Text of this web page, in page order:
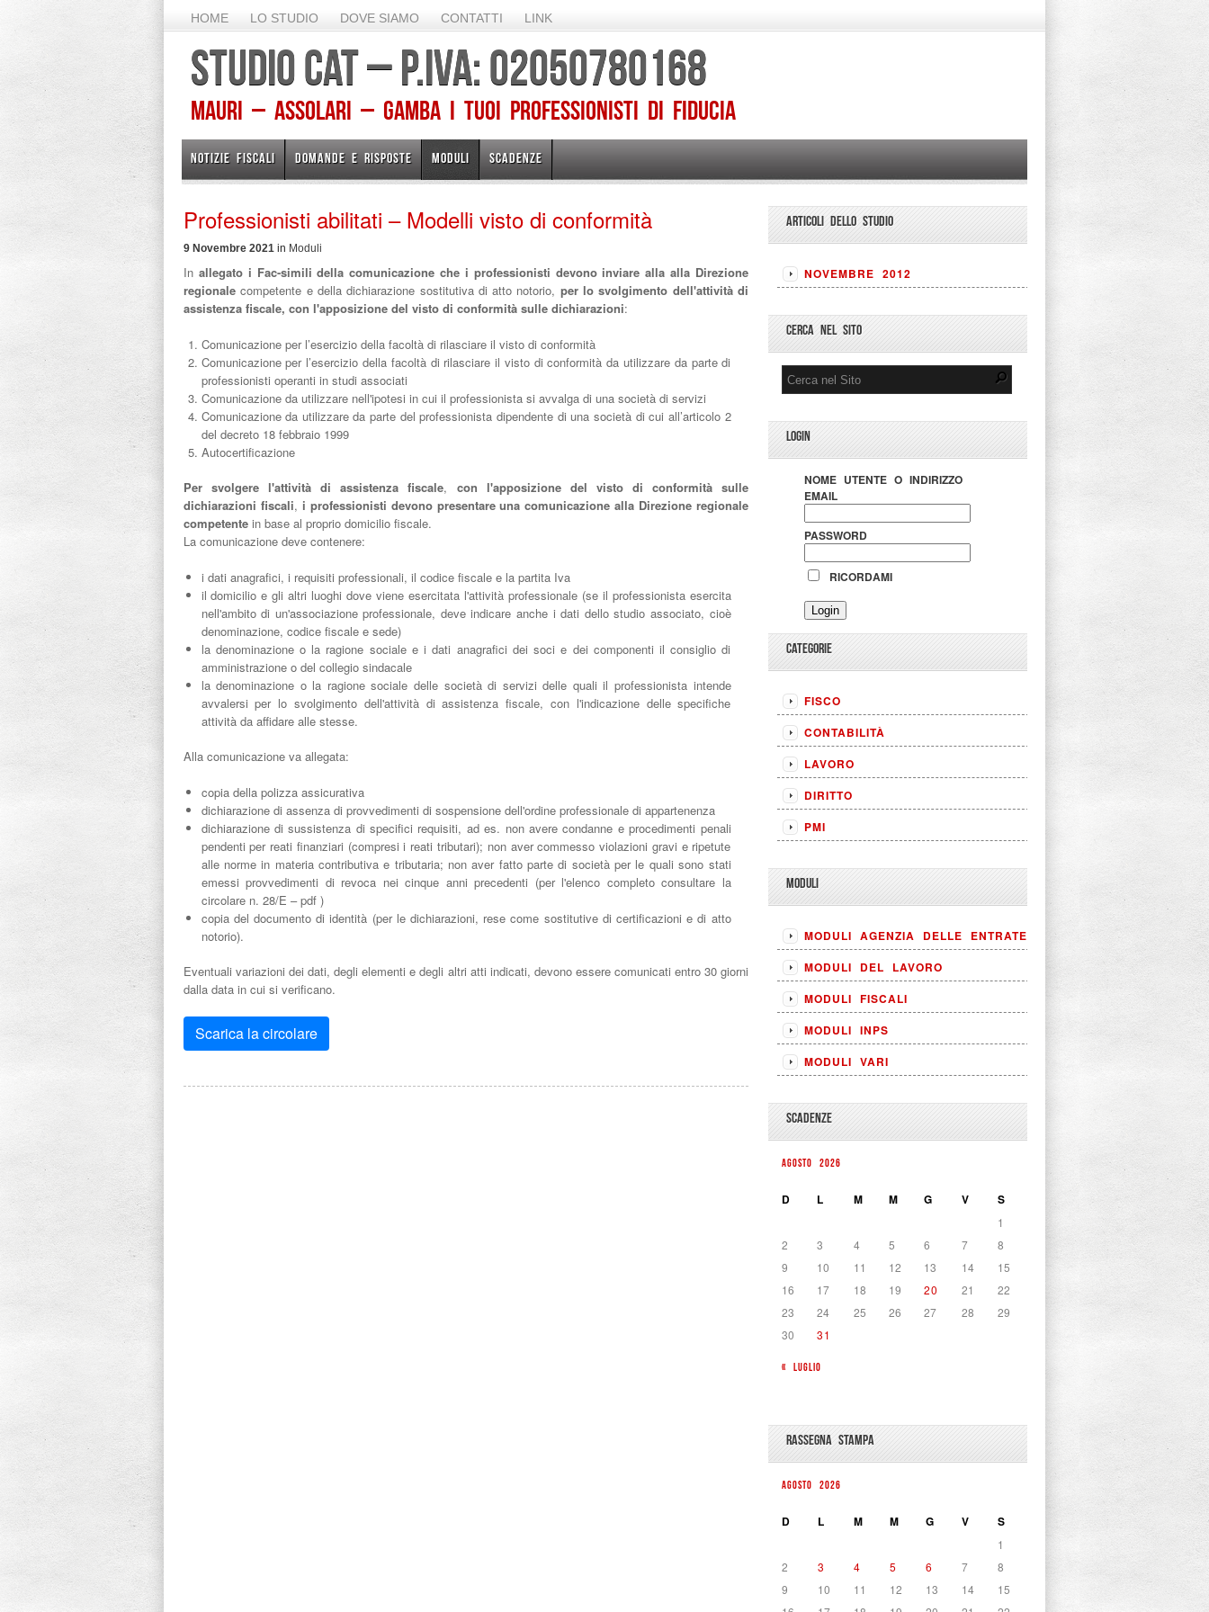
HOME LO STUDIO DOVE SIAMO CONTATTI LINK
STUDIO CAT – P.IVA: 02050780168
Mauri – Assolari – Gamba I TUOI PROFESSIONISTI DI FIDUCIA
NOTIZIE FISCALI DOMANDE E RISPOSTE MODULI SCADENZE
Professionisti abilitati – Modelli visto di conformità
9 Novembre 2021 in Moduli
In allegato i Fac-simili della comunicazione che i professionisti devono inviare alla alla Direzione
regionale competente e della dichiarazione sostitutiva di atto notorio, per lo svolgimento dell'attività di
assistenza fiscale, con l'apposizione del visto di conformità sulle dichiarazioni:
Comunicazione per l’esercizio della facoltà di rilasciare il visto di conformità
Comunicazione per l’esercizio della facoltà di rilasciare il visto di conformità da utilizzare da parte di
professionisti operanti in studi associati
Comunicazione da utilizzare nell'ipotesi in cui il professionista si avvalga di una società di servizi
Comunicazione da utilizzare da parte del professionista dipendente di una società di cui all’articolo 2
del decreto 18 febbraio 1999
Autocertificazione
Per svolgere l'attività di assistenza fiscale, con l'apposizione del visto di conformità sulle
dichiarazioni fiscali, i professionisti devono presentare una comunicazione alla Direzione regionale
competente in base al proprio domicilio fiscale.
La comunicazione deve contenere:
i dati anagrafici, i requisiti professionali, il codice fiscale e la partita Iva
il domicilio e gli altri luoghi dove viene esercitata l'attività professionale (se il professionista esercita
nell'ambito di un'associazione professionale, deve indicare anche i dati dello studio associato, cioè
denominazione, codice fiscale e sede)
la denominazione o la ragione sociale e i dati anagrafici dei soci e dei componenti il consiglio di
amministrazione o del collegio sindacale
la denominazione o la ragione sociale delle società di servizi delle quali il professionista intende
avvalersi per lo svolgimento dell'attività di assistenza fiscale, con l'indicazione delle specifiche
attività da affidare alle stesse.
Alla comunicazione va allegata:
copia della polizza assicurativa
dichiarazione di assenza di provvedimenti di sospensione dell'ordine professionale di appartenenza
dichiarazione di sussistenza di specifici requisiti, ad es. non avere condanne e procedimenti penali
pendenti per reati finanziari (compresi i reati tributari); non aver commesso violazioni gravi e ripetute
alle norme in materia contributiva e tributaria; non aver fatto parte di società per le quali sono stati
emessi provvedimenti di revoca nei cinque anni precedenti (per l'elenco completo consultare la
circolare n. 28/E – pdf )
copia del documento di identità (per le dichiarazioni, rese come sostitutive di certificazioni e di atto
notorio).
Eventuali variazioni dei dati, degli elementi e degli altri atti indicati, devono essere comunicati entro 30 giorni
dalla data in cui si verificano.
Scarica la circolare
ARTICOLI DELLO STUDIO
NOVEMBRE 2012
CERCA NEL SITO
LOGIN
NOME UTENTE O INDIRIZZO
EMAIL
PASSWORD
RICORDAMI
CATEGORIE
FISCO
CONTABILITÀ
LAVORO
DIRITTO
PMI
MODULI
MODULI AGENZIA DELLE ENTRATE
MODULI DEL LAVORO
MODULI FISCALI
MODULI INPS
MODULI VARI
SCADENZE
AGOSTO 2026
D L M M G V S
« LUGLIO
1
2
3 4 5 6 7
8
9
10 11 12 13 14
15
16
17 18 19 20 21
22
23
24 25 26 27 28
29
30
31
RASSEGNA STAMPA
AGOSTO 2026
D L M M G V S
1
2
3 4 5 6 7
8
9
10 11 12 13 14
15